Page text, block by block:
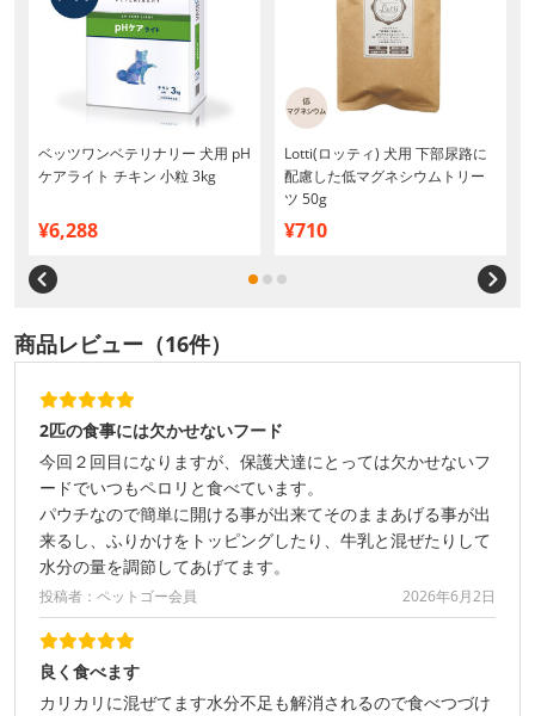
ベッツワンベテリナリー 犬用 pH
ケアライト チキン 小粒 3kg
¥6,288
Lotti(ロッティ) 犬用 下部尿路に
配慮した低マグネシウムトリー
ツ 50g
¥710
商品レビュー（16件）
2匹の食事には欠かせないフード
今回２回目になりますが、保護犬達にとっては欠かせないフ
ードでいつもペロリと食べています。
パウチなので簡単に開ける事が出来てそのままあげる事が出
来るし、ふりかけをトッピングしたり、牛乳と混ぜたりして
水分の量を調節してあげてます。
投稿者：ペットゴー会員 2026年6月2日
良く食べます
カリカリに混ぜてます水分不足も解消されるので食べつづけ